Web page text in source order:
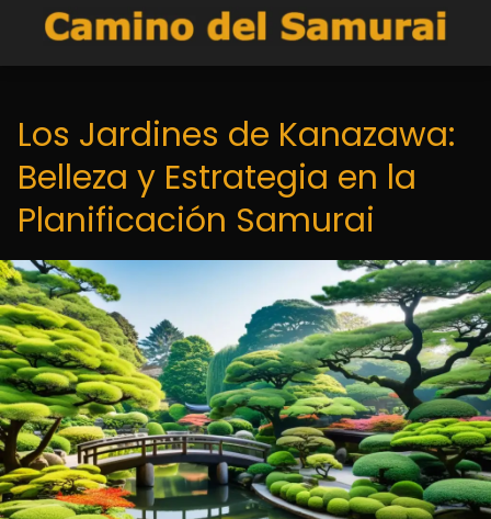
Los Jardines de Kanazawa:
Belleza y Estrategia en la
Planificación Samurai